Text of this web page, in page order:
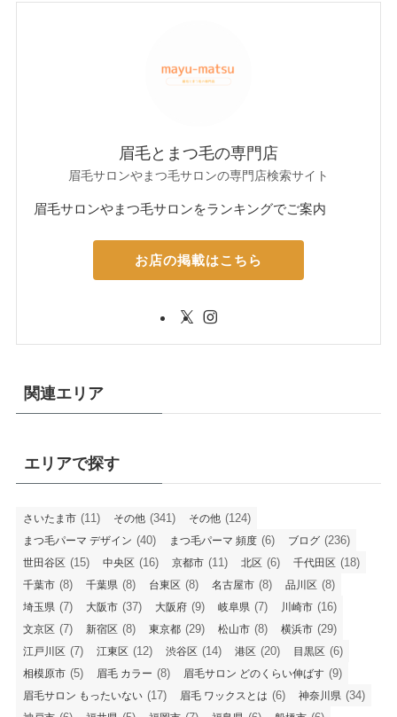
眉毛とまつ毛の専門店
眉毛サロンやまつ毛サロンの専門店検索サイト
眉毛サロンやまつ毛サロンをランキングでご案内
お店の掲載はこちら
関連エリア
エリアで探す
さいたま市 (11) その他 (341) その他 (124)
まつ毛パーマ デザイン (40) まつ毛パーマ 頻度 (6) ブログ (236)
世田谷区 (15) 中央区 (16) 京都市 (11) 北区 (6) 千代田区 (18)
千葉市 (8) 千葉県 (8) 台東区 (8) 名古屋市 (8) 品川区 (8)
埼玉県 (7) 大阪市 (37) 大阪府 (9) 岐阜県 (7) 川崎市 (16)
文京区 (7) 新宿区 (8) 東京都 (29) 松山市 (8) 横浜市 (29)
江戸川区 (7) 江東区 (12) 渋谷区 (14) 港区 (20) 目黒区 (6)
相模原市 (5) 眉毛 カラー (8) 眉毛サロン どのくらい伸ばす (9)
眉毛サロン もったいない (17) 眉毛 ワックスとは (6) 神奈川県 (34)